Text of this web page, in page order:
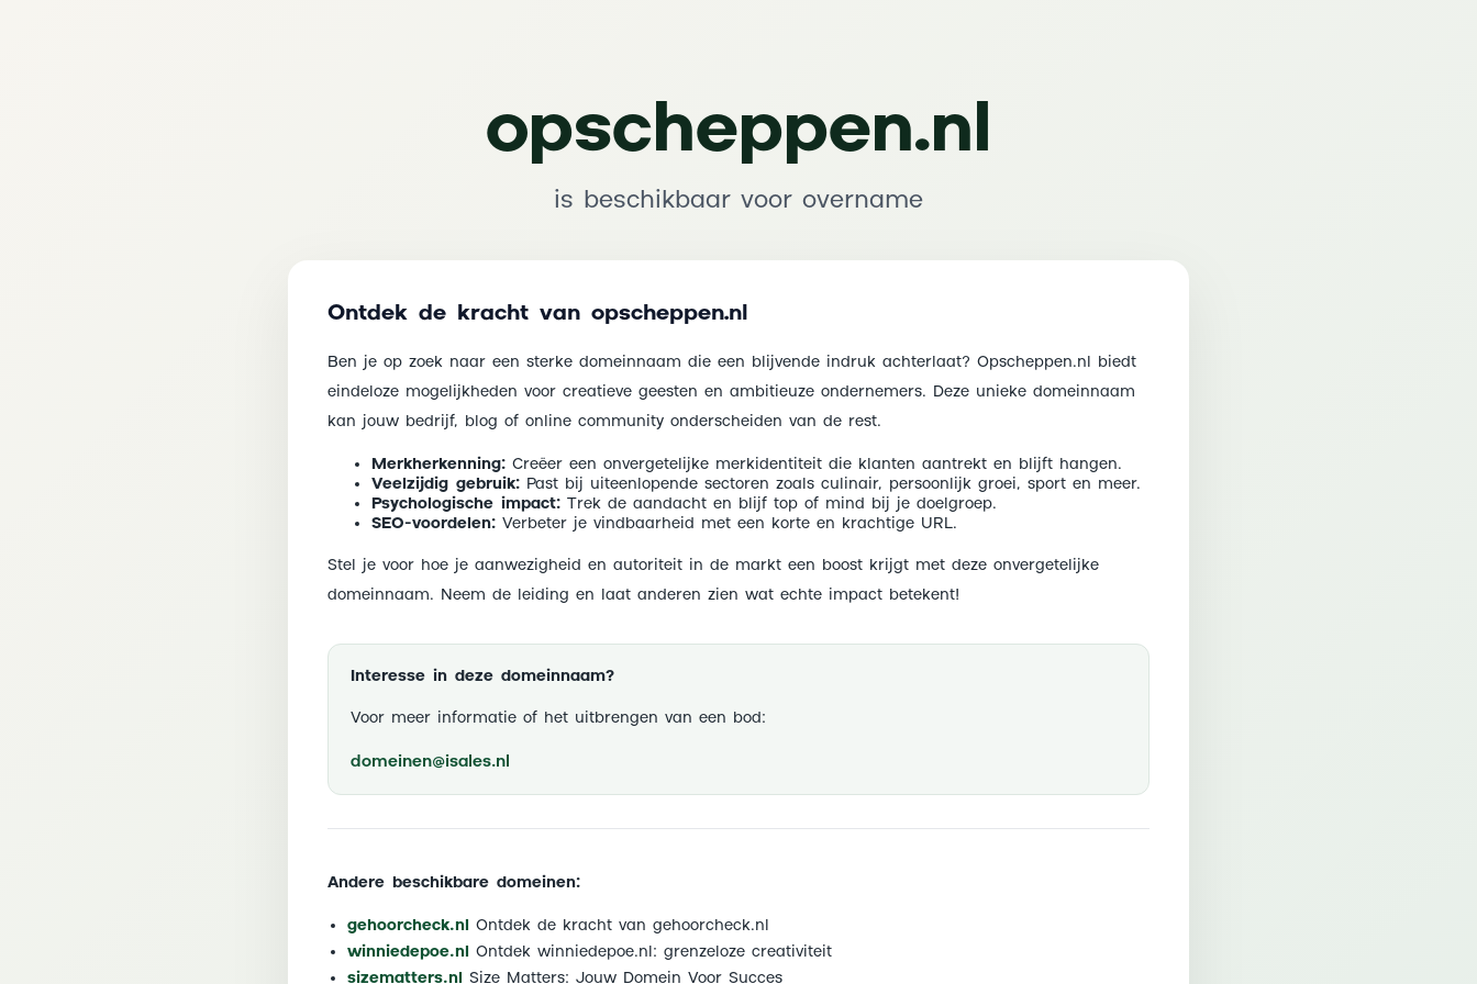
opscheppen.nl
is beschikbaar voor overname
Ontdek de kracht van opscheppen.nl
Ben je op zoek naar een sterke domeinnaam die een blijvende indruk achterlaat? Opscheppen.nl biedt
eindeloze mogelijkheden voor creatieve geesten en ambitieuze ondernemers. Deze unieke domeinnaam
kan jouw bedrijf, blog of online community onderscheiden van de rest.
Merkherkenning: Creëer een onvergetelijke merkidentiteit die klanten aantrekt en blijft hangen.
Veelzijdig gebruik: Past bij uiteenlopende sectoren zoals culinair, persoonlijk groei, sport en meer.
Psychologische impact: Trek de aandacht en blijf top of mind bij je doelgroep.
SEO-voordelen: Verbeter je vindbaarheid met een korte en krachtige URL.
Stel je voor hoe je aanwezigheid en autoriteit in de markt een boost krijgt met deze onvergetelijke
domeinnaam. Neem de leiding en laat anderen zien wat echte impact betekent!
Interesse in deze domeinnaam?
Voor meer informatie of het uitbrengen van een bod:
domeinen@isales.nl
Andere beschikbare domeinen:
gehoorcheck.nl
Ontdek de kracht van gehoorcheck.nl
winniedepoe.nl
Ontdek winniedepoe.nl: grenzeloze creativiteit
sizematters.nl
Size Matters: Jouw Domein Voor Succes